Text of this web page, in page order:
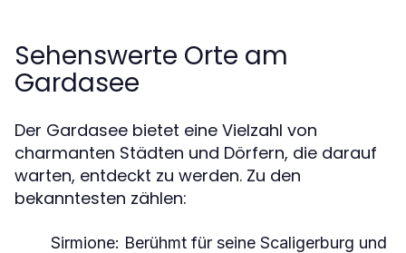
Sehenswerte Orte am
Gardasee
Der Gardasee bietet eine Vielzahl von
charmanten Städten und Dörfern, die darauf
warten, entdeckt zu werden. Zu den
bekanntesten zählen:
Sirmione: Berühmt für seine Scaligerburg und